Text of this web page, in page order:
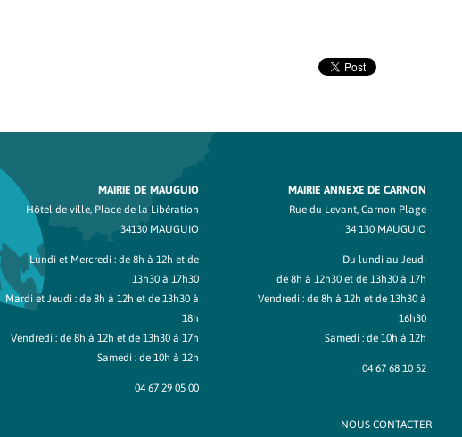
MAIRIE DE MAUGUIO
Hôtel de ville, Place de la Libération
34130 MAUGUIO
Lundi et Mercredi : de 8h à 12h et de
13h30 à 17h30
Mardi et Jeudi : de 8h à 12h et de 13h30 à
18h
Vendredi : de 8h à 12h et de 13h30 à 17h
Samedi : de 10h à 12h
04 67 29 05 00
MAIRIE ANNEXE DE CARNON
Rue du Levant, Carnon Plage
34 130 MAUGUIO
Du lundi au Jeudi
de 8h à 12h30 et de 13h30 à 17h
Vendredi : de 8h à 12h et de 13h30 à
16h30
Samedi : de 10h à 12h
04 67 68 10 52
NOUS CONTACTER